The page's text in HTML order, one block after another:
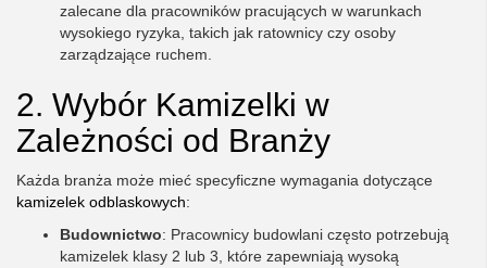
zalecane dla pracowników pracujących w warunkach
wysokiego ryzyka, takich jak ratownicy czy osoby
zarządzające ruchem.
2. Wybór Kamizelki w
Zależności od Branży
Każda branża może mieć specyficzne wymagania dotyczące
kamizelek odblaskowych:
Budownictwo: Pracownicy budowlani często potrzebują
kamizelek klasy 2 lub 3, które zapewniają wysoką